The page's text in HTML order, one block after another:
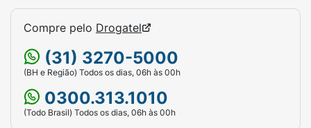
Compre pelo Drogatel
(31) 3270-5000
(BH e Região) Todos os dias, 06h às 00h
0300.313.1010
(Todo Brasil) Todos os dias, 06h às 00h